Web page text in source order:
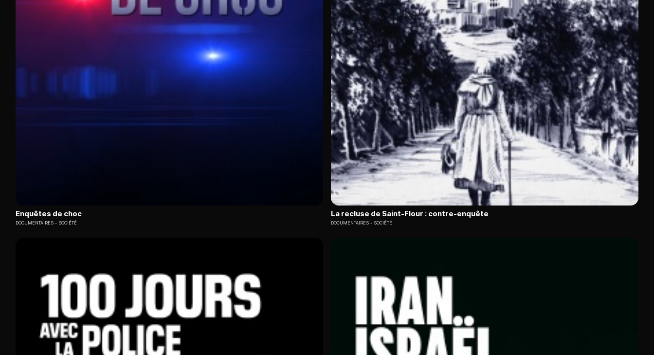
Enquêtes de choc
DOCUMENTAIRES SOCIÉTÉ
La recluse de Saint-Flour : contre-enquête
DOCUMENTAIRES SOCIÉTÉ